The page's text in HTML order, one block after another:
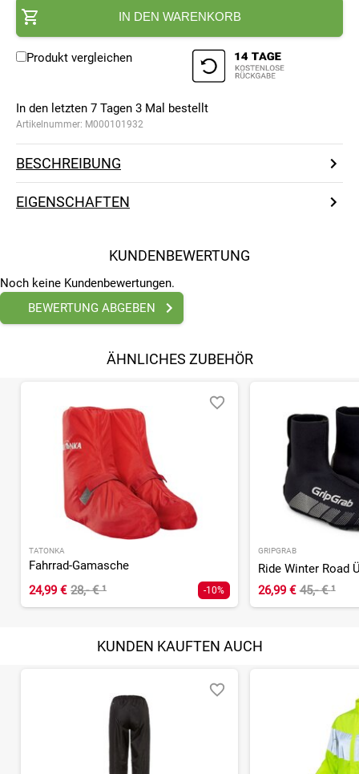
IN DEN WARENKORB
Produkt vergleichen
In den letzten 7 Tagen 3 Mal bestellt
Artikelnummer: M000101932
BESCHREIBUNG
EIGENSCHAFTEN
KUNDENBEWERTUNG
Noch keine Kundenbewertungen.
BEWERTUNG ABGEBEN
ÄHNLICHES ZUBEHÖR
TATONKA
Fahrrad-Gamasche
24,99 € 28,- €¹ -10%
GRIPGRAB
Ride Winter Road
26,99 € 45,- €¹
KUNDEN KAUFTEN AUCH